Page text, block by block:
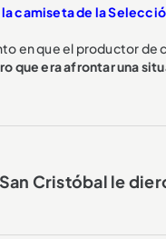
camiseta de la
en que el productor de
que era afrontar una
San Cristóbal le